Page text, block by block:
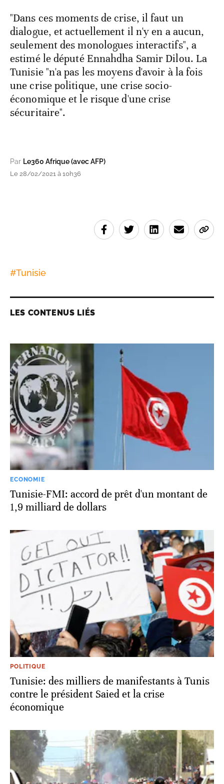
"Dans ces moments de crise, il faut un
dialogue, et actuellement il n'y en a aucun,
seulement des monologues interactifs", a
estimé le député Ennahdha Samir Dilou. La
Tunisie "n'a pas les moyens d'avoir à la fois
une crise politique, une crise socio-
économique et le risque d'une crise
sécuritaire".
Par Le360 Afrique (avec AFP)
Le 28/02/2021 à 10h36
#Tunisie
LES CONTENUS LIÉS
ECONOMIE
Tunisie-FMI: accord de prêt d'un montant de
1,9 milliard de dollars
POLITIQUE
Tunisie: des milliers de manifestants à Tunis
contre le président Saied et la crise
économique